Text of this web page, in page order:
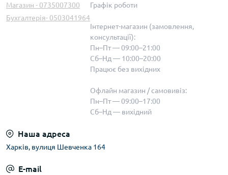
Магазин - 0735007300
Бухгалтерія- 0503041964
Графік роботи
Інтернет-магазин (замовлення,
консультації):
Пн–Пт — 09:00–21:00
Сб–Нд — 10:00–20:00
Працює без вихідних
Офлайн магазин / самовивіз:
Пн–Пт — 09:00–17:00
Сб–Нд — вихідний
Наша адреса
Харків, вулиця Шевченка 164
E-mail